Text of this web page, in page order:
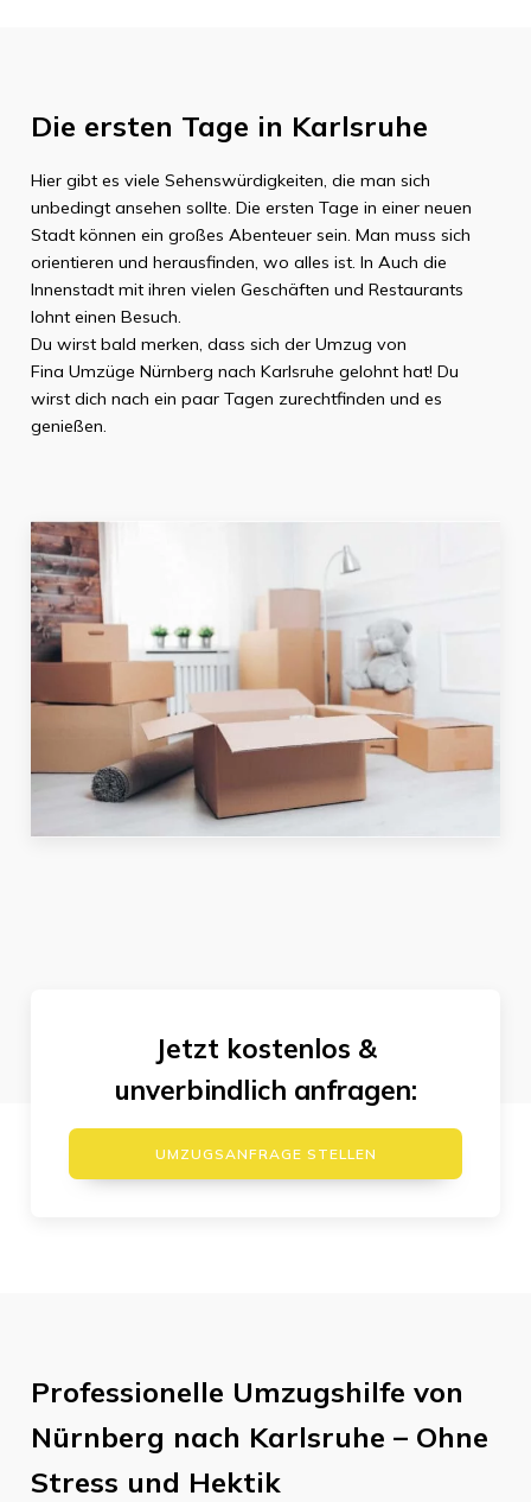
Die ersten Tage in Karlsruhe
Hier gibt es viele Sehenswürdigkeiten, die man sich
unbedingt ansehen sollte. Die ersten Tage in einer neuen
Stadt können ein großes Abenteuer sein. Man muss sich
orientieren und herausfinden, wo alles ist. In Auch die
Innenstadt mit ihren vielen Geschäften und Restaurants
lohnt einen Besuch.
Du wirst bald merken, dass sich der Umzug von
Fina Umzüge Nürnberg nach Karlsruhe gelohnt hat! Du
wirst dich nach ein paar Tagen zurechtfinden und es
genießen.
Jetzt kostenlos &
unverbindlich anfragen:
UMZUGSANFRAGE STELLEN
Professionelle Umzugshilfe von
Nürnberg nach Karlsruhe – Ohne
Stress und Hektik